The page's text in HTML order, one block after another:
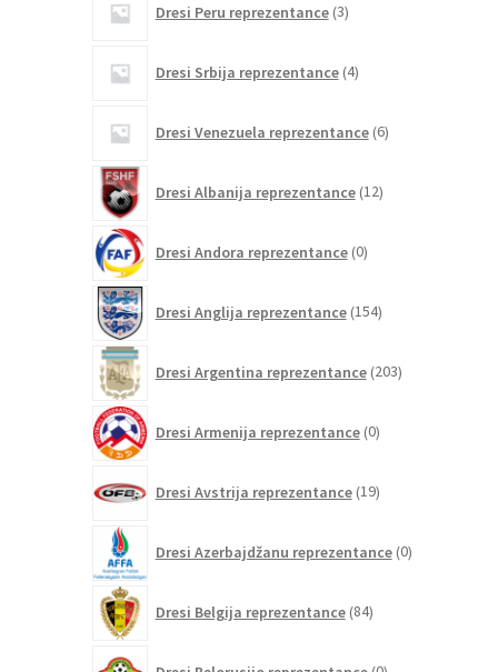
Dresi Peru reprezentance 3izdelki
Dresi Srbija reprezentance 4izdelki
Dresi Venezuela reprezentance 6izdelkov
Dresi Albanija reprezentance 12izdelkov
Dresi Andora reprezentance 0izdelkov
Dresi Anglija reprezentance 154izdelkov
Dresi Argentina reprezentance 203izdelki
Dresi Armenija reprezentance 0izdelkov
Dresi Avstrija reprezentance 19izdelkov
Dresi Azerbajdžanu reprezentance 0izdelkov
Dresi Belgija reprezentance 84izdelkov